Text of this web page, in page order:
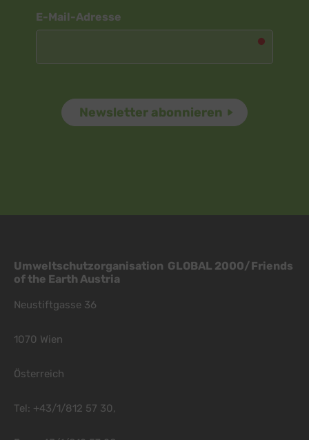
E-Mail-Adresse
Umweltschutzorganisation GLOBAL 2000/Friends
of the Earth Austria
Neustiftgasse 36
1070 Wien
Österreich
Tel: +43/1/812 57 30,